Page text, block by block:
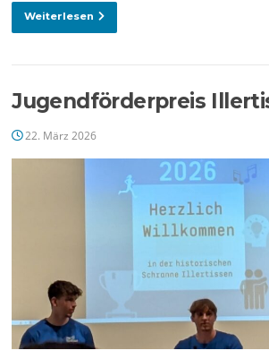
Weiterlesen
Jugendförderpreis
22. März 2026